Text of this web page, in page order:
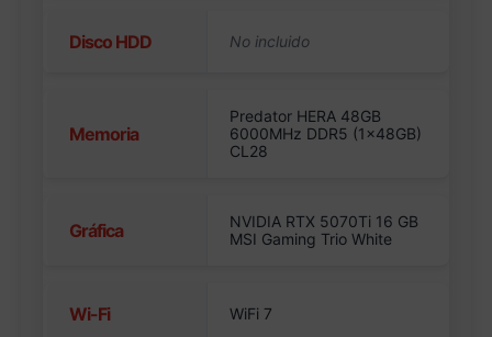
Disco HDD
Memoria
Predator HERA 48GB
6000MHz DDR5 (1x48GB)
CL28
Gráfica
NVIDIA RTX 5070Ti 16 GB
MSI Gaming Trio White
Wi-Fi WiFi 7